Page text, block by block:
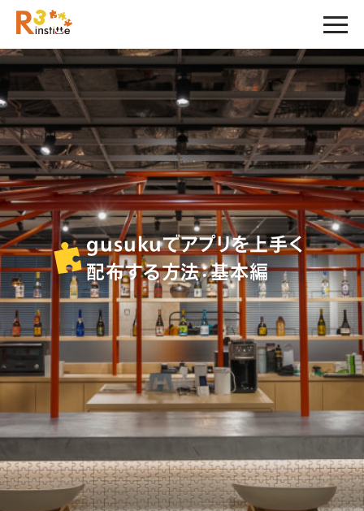
gusukuでアプリを上手く
配布する方法：基本編